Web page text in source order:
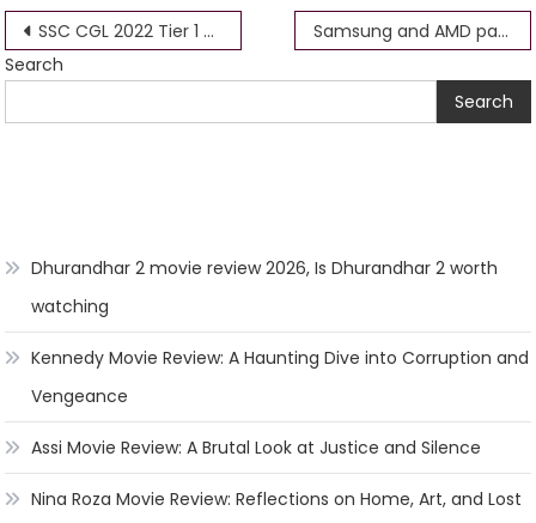
Post
navigation
SSC CGL 2022 Tier 1 Admit Card Download Links
Samsung and AMD partnering up to develop Exynos new chip for future Galaxy S-series smartphones
Search
Search
Dhurandhar 2 movie review 2026, Is Dhurandhar 2 worth
watching
Kennedy Movie Review: A Haunting Dive into Corruption and
Vengeance
Assi Movie Review: A Brutal Look at Justice and Silence
Nina Roza Movie Review: Reflections on Home, Art, and Lost